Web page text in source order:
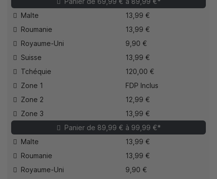
Malte
13,99 €
Roumanie
13,99 €
Royaume-Uni
9,90 €
Suisse
13,99 €
Tchéquie
120,00 €
Zone 1
FDP Inclus
Zone 2
12,99 €
Zone 3
13,99 €
Panier de 89,99 € à 99,99 €*
Malte
13,99 €
Roumanie
13,99 €
Royaume-Uni
9,90 €